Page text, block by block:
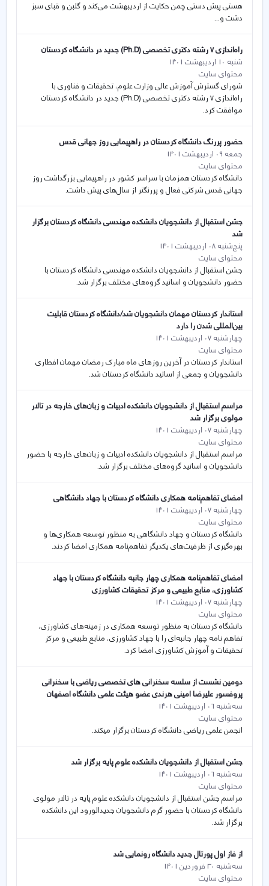
هستی پیش دستی چمن حکایت از اردیبهشت می‌کند و گلبن و قبای سبز
دشت و...
راه‌اندازی 7 رشته‌ دکتری تخصصی (Ph.D) جدید در دانشـگاه کردستان
شنبه 10 اردیبهشت 1401
محتوای سایت
شورای گسترش آموزش عالی وزارت علوم، تحقیقات و فناوری با
راه‌اندازی 7 رشته‌ دکتری تخصصی (Ph.D) جدید در دانشـگاه کردستان
موافقت کرد.
حضور پررنگ دانشگاه کردستان در راهپیمایی روز جهانی قدس
جمعه 09 اردیبهشت 1401
محتوای سایت
دانشگاه کردستان همزمان با سراسر کشور در راهپیمایی بزرگداشت روز
جهانی قدس شرکتی فعال و پررنگتر از سال‌های پیش داشت.
جشن استقبال از دانشجویان دانشکده مهندسی دانشگاه کردستان برگزار
شد
پنج‌شنبه 08 اردیبهشت 1401
محتوای سایت
جشن استقبال از دانشجویان دانشکده مهندسی دانشگاه کردستان با
حضور دانشجویان و اساتید گروه‌های مختلف برگزار شد.
استاندار کردستان مهمان دانشجویان شد/دانشگاه کردستان قابلیت
بین‌المللی شدن را دارد
چهارشنبه 07 اردیبهشت 1401
محتوای سایت
استاندار کردستان در آخرین روزهای ماه مبارک رمضان مهمان افطاری
دانشجویان و جمعی از اساتید دانشگاه کردستان شد.
مراسم استقبال از دانشجویان دانشکده ادبیات و زبان‌های خارجه در تالار
مولوی برگزار شد
چهارشنبه 07 اردیبهشت 1401
محتوای سایت
مراسم استقبال از دانشجویان دانشکده ادبیات و زبان‌های خارجه با حضور
دانشجویان و اساتید گروه‌های مختلف برگزار شد.
امضای تفاهم‌نامه همکاری دانشگاه کردستان با جهاد دانشگاهی
چهارشنبه 07 اردیبهشت 1401
محتوای سایت
دانشگاه کردستان و جهاد دانشگاهی به منظور توسعه همکاری‌ها و
بهره‌گیری از ظرفیت‌های یکدیگر تفاهم‌نامه همکاری امضا کردند.
امضای تفاهم‌نامه همکاری چهار جانبه دانشگاه کردستان با جهاد
کشاورزی، منابع طبیعی و مرکز تحقیقات کشاورزی
چهارشنبه 07 اردیبهشت 1401
محتوای سایت
دانشگاه کردستان به منظور توسعه همکاری در زمینه‌های کشاورزی،
تفاهم نامه چهار جانبه‌ای را با جهاد کشاورزی، منابع طبیعی و مرکز
تحقیقات و آموزش کشاورزی امضا کرد.
دومین نشست از سلسه سخنرانی های تخصصی ریاضی با سخنرانی
پروفسور علیرضا امینی هرندی عضو هیئت علمی دانشگاه اصفهان
سه‌شنبه 06 اردیبهشت 1401
محتوای سایت
انجمن علمی ریاضی دانشگاه کردستان برگزار میکند.
جشن استقبال از دانشجویان دانشکده علوم پایه برگزار شد
سه‌شنبه 06 اردیبهشت 1401
محتوای سایت
مراسم جشن استقبال از دانشجویان دانشکده علوم پایه در تالار مولوی
دانشگاه کردستان با حضور گرم دانشجویان جدیدالورود این دانشکده
برگزار شد.
از فاز اول پورتال جدید دانشگاه رونمایی شد
سه‌شنبه 30 فروردین 1401
محتوای سایت